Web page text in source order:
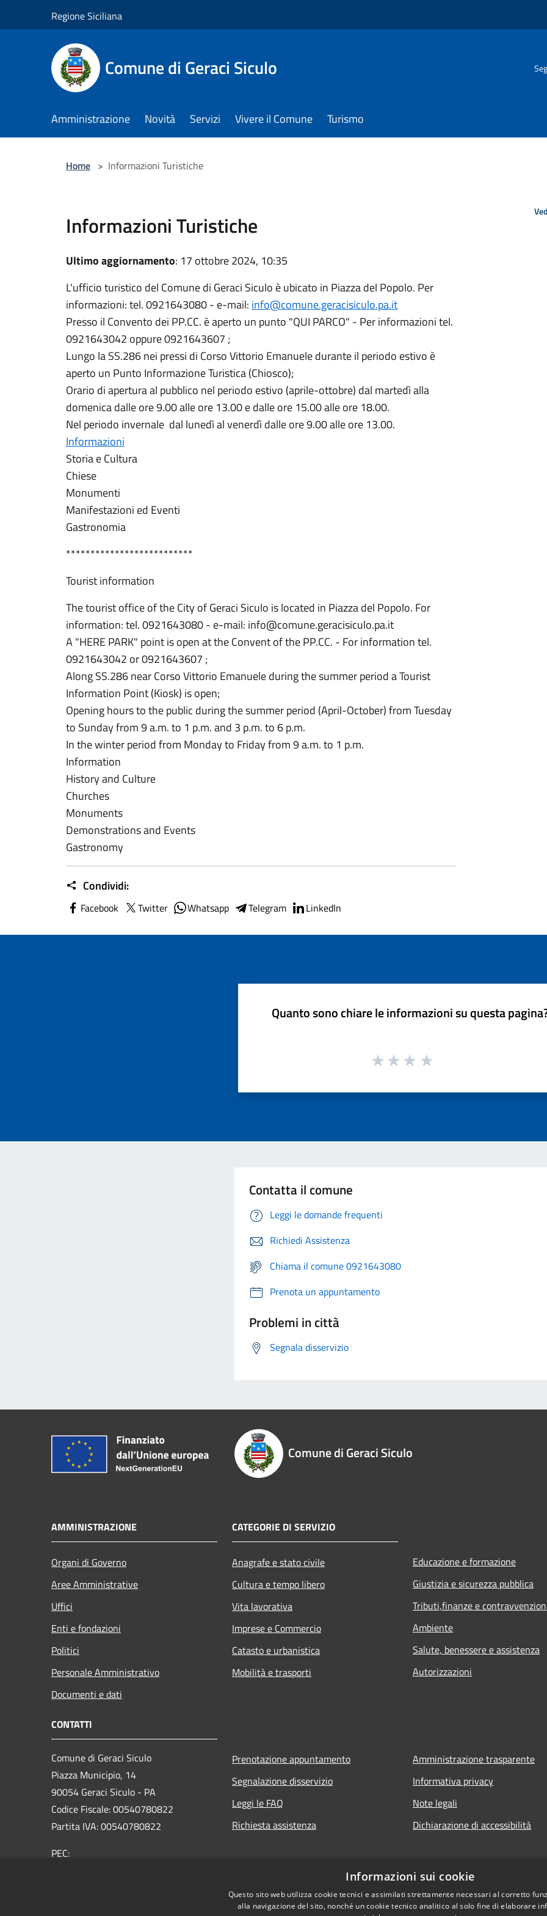
Regione Siciliana
Comune di Geraci Siculo
Amministrazione Novità Servizi Vivere il Comune Turismo
Home > Informazioni Turistiche
Informazioni Turistiche
Ultimo aggiornamento: 17 ottobre 2024, 10:35
L'ufficio turistico del Comune di Geraci Siculo è ubicato in Piazza del Popolo. Per
informazioni: tel. 0921643080 - e-mail: info@comune.geracisiculo.pa.it
Presso il Convento dei PP.CC. è aperto un punto "QUI PARCO" - Per informazioni tel.
0921643042 oppure 0921643607 ;
Lungo la SS.286 nei pressi di Corso Vittorio Emanuele durante il periodo estivo è
aperto un Punto Informazione Turistica (Chiosco);
Orario di apertura al pubblico nel periodo estivo (aprile-ottobre) dal martedì alla
domenica dalle ore 9.00 alle ore 13.00 e dalle ore 15.00 alle ore 18.00.
Nel periodo invernale dal lunedì al venerdì dalle ore 9.00 alle ore 13.00.
Informazioni
Storia e Cultura
Chiese
Monumenti
Manifestazioni ed Eventi
Gastronomia
**************************
Tourist information
The tourist office of the City of Geraci Siculo is located in Piazza del Popolo. For
information: tel. 0921643080 - e-mail: info@comune.geracisiculo.pa.it
A "HERE PARK" point is open at the Convent of the PP.CC. - For information tel.
0921643042 or 0921643607 ;
Along SS.286 near Corso Vittorio Emanuele during the summer period a Tourist
Information Point (Kiosk) is open;
Opening hours to the public during the summer period (April-October) from Tuesday
to Sunday from 9 a.m. to 1 p.m. and 3 p.m. to 6 p.m.
In the winter period from Monday to Friday from 9 a.m. to 1 p.m.
Information
History and Culture
Churches
Monuments
Demonstrations and Events
Gastronomy
Condividi:
Facebook Twitter Whatsapp Telegram LinkedIn
Quanto sono chiare le informazioni su questa
Contatta il comune
Leggi le domande frequenti
Richiedi Assistenza
Chiama il comune 0921643080
Prenota un appuntamento
Problemi in città
Segnala disservizio
Comune di Geraci Siculo
AMMINISTRAZIONE
Organi di Governo
Aree Amministrative
Uffici
Enti e fondazioni
Politici
Personale Amministrativo
Documenti e dati
CATEGORIE DI SERVIZIO
Anagrafe e stato civile
Cultura e tempo libero
Vita lavorativa
Imprese e Commercio
Catasto e urbanistica
Mobilità e trasporti
Educazione e formazione
Giustizia e sicurezza pubblica
Tributi,finanze e
Ambiente
Salute, benessere e assistenza
Autorizzazioni
CONTATTI
Comune di Geraci Siculo
Piazza Municipio, 14
90054 Geraci Siculo - PA
Codice Fiscale: 00540780822
Partita IVA: 00540780822
PEC:
Prenotazione appuntamento
Segnalazione disservizio
Leggi le FAQ
Richiesta assistenza
Amministrazione trasparente
Informativa privacy
Note legali
Dichiarazione di accessibilità
Informazioni sui cookie
Questo sito web utilizza cookie tecnici e assimilati strettamente necessari al corretto
alla navigazione del sito, nonché un cookie tecnico analitico al solo fine di elaborare